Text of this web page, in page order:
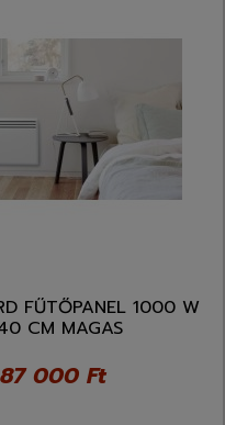
FŰTŐPANEL 1000 W
CM MAGAS
87 000 Ft